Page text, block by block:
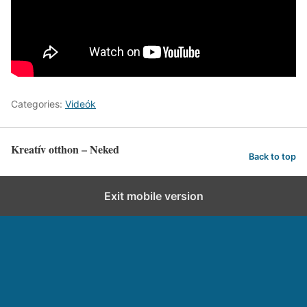
Categories: Videók
Kreatív otthon – Neked Back to top
Exit mobile version